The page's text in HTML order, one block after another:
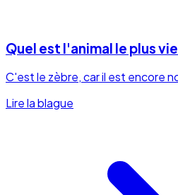
Quel est l'animal le plus
C'est le zèbre, car il est encore
Lire la blague